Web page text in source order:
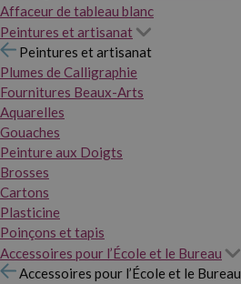
Affaceur de tableau blanc
Peintures et artisanat
Peintures et artisanat
Plumes de Calligraphie
Fournitures Beaux-Arts
Aquarelles
Gouaches
Peinture aux Doigts
Brosses
Cartons
Plasticine
Poinçons et tapis
Accessoires pour l’École et le Bureau
Accessoires pour l’École et le Bureau